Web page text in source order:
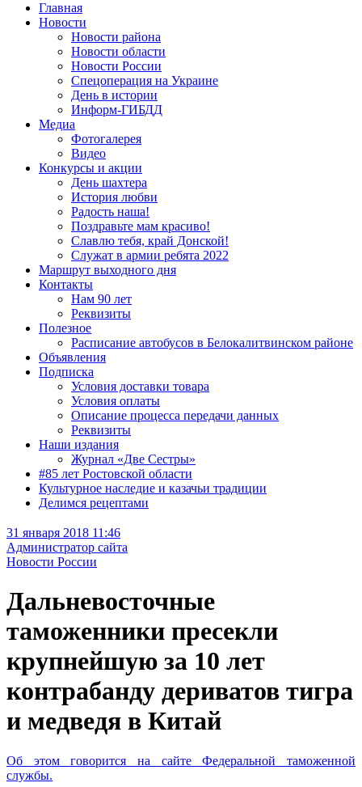
Главная
Новости
Новости района
Новости области
Новости России
Спецоперация на Украине
День в истории
Информ-ГИБДД
Медиа
Фотогалерея
Видео
Конкурсы и акции
День шахтера
История любви
Радость наша!
Поздравьте мам красиво!
Славлю тебя, край Донской!
Служат в армии ребята 2022
Маршрут выходного дня
Контакты
Нам 90 лет
Реквизиты
Полезное
Расписание автобусов в Белокалитвинском районе
Объявления
Подписка
Условия доставки товара
Условия оплаты
Описание процесса передачи данных
Реквизиты
Наши издания
Журнал «Две Сестры»
#85 лет Ростовской области
Культурное наследие и казачьи традиции
Делимся рецептами
31 января 2018 11:46
Администратор сайта
Новости России
Дальневосточные
таможенники пресекли
крупнейшую за 10 лет
контрабанду дериватов тигра
и медведя в Китай
Об этом говорится на сайте Федеральной таможенной
службы.